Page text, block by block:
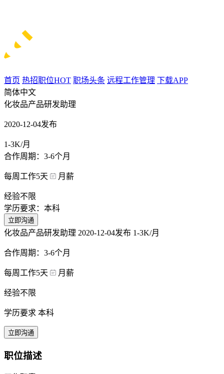
首页 热招职位HOT 职场头条 远程工作管理 下载APP
简体中文
化妆品产品研发助理
2020-12-04发布
1-3K/月
合作周期：3-6个月
每周工作5天 月薪
经验不限
学历要求：本科
立即沟通
化妆品产品研发助理 2020-12-04发布 1-3K/月
合作周期：3-6个月
每周工作5天 月薪
经验不限
学历要求 本科
立即沟通
职位描述